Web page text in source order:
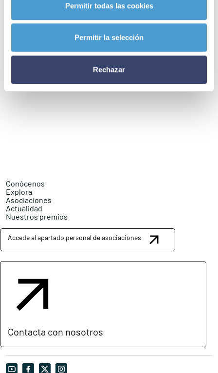
Permitir todas las cookies
Permitir la selección
Rechazar
Conócenos
Explora
Asociaciones
Actualidad
Nuestros premios
Accede al apartado personal de asociaciones
Contacta con nosotros